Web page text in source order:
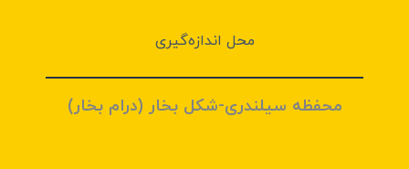
محل اندازه‌گیری
محفظه سیلندری-شکل بخار (درام بخار)